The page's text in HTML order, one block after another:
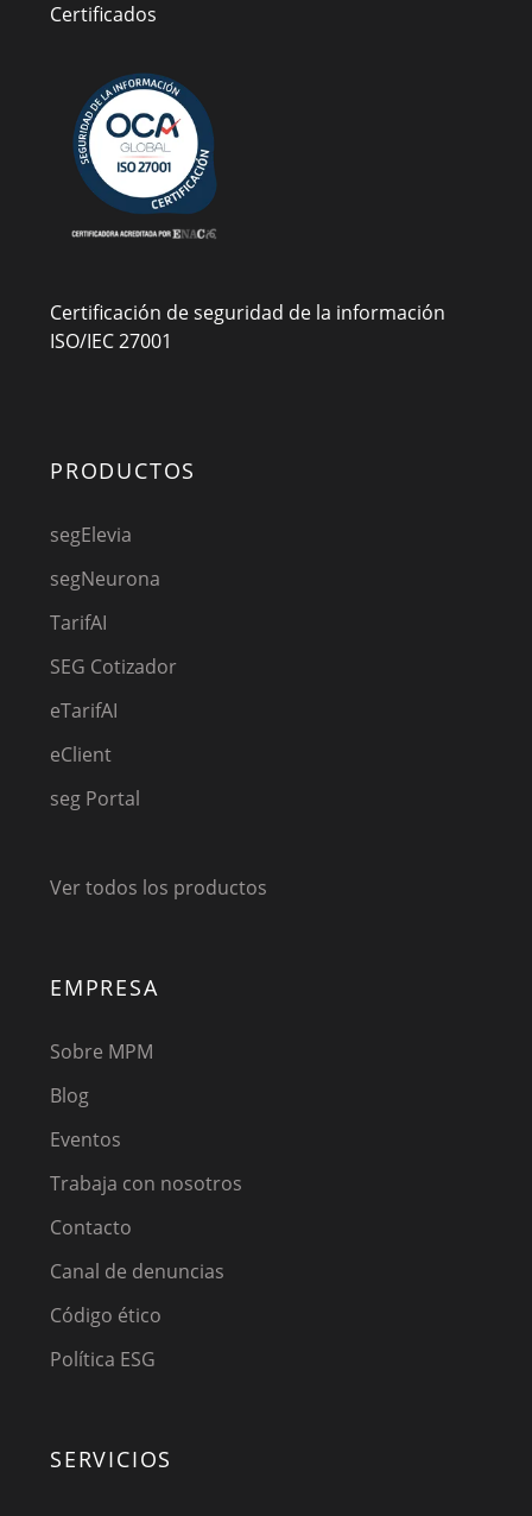
Certificados
Certificación de seguridad de la información
ISO/IEC 27001
PRODUCTOS
segElevia
segNeurona
TarifAI
SEG Cotizador
eTarifAI
eClient
seg Portal
Ver todos los productos
EMPRESA
Sobre MPM
Blog
Eventos
Trabaja con nosotros
Contacto
Canal de denuncias
Código ético
Política ESG
SERVICIOS